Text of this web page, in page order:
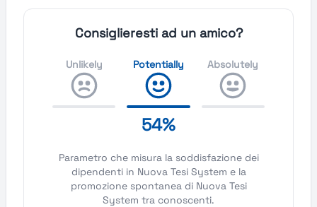
Consiglieresti ad un amico?
Unlikely Potentially
54%
Absolutely
Parametro che misura la soddisfazione dei
dipendenti in Nuova Tesi System e la
promozione spontanea di Nuova Tesi
System tra conoscenti.